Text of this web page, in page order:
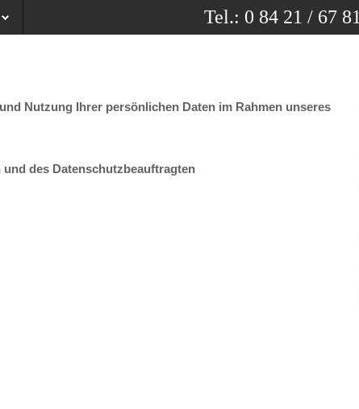
Tel.: 0 84 21 / 67 81
Nutzung Ihrer persönlichen Daten im Rahmen unseres
des Datenschutzbeauftragten